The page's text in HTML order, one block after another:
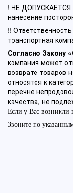
! НЕ ДОПУСКАЕТСЯ
нанесение
!!
транспортная
Согласно Закону
компания может
возврате товаров
относятся к
перечне
качества, не
Если у Вас возникли
Звоните по